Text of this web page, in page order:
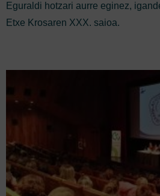
Eguraldi hotzari aurre eginez,
Etxe Krosaren XXX. saioa.